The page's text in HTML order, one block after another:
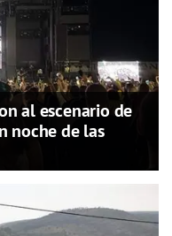
al escenario de
noche de las